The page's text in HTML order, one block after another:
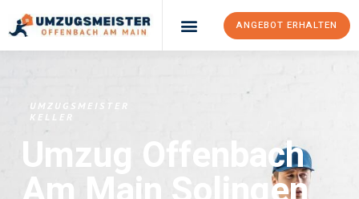
ANGEBOT ERHALTEN
UMZUGSMEISTER
KELLER
Umzug Offenbach